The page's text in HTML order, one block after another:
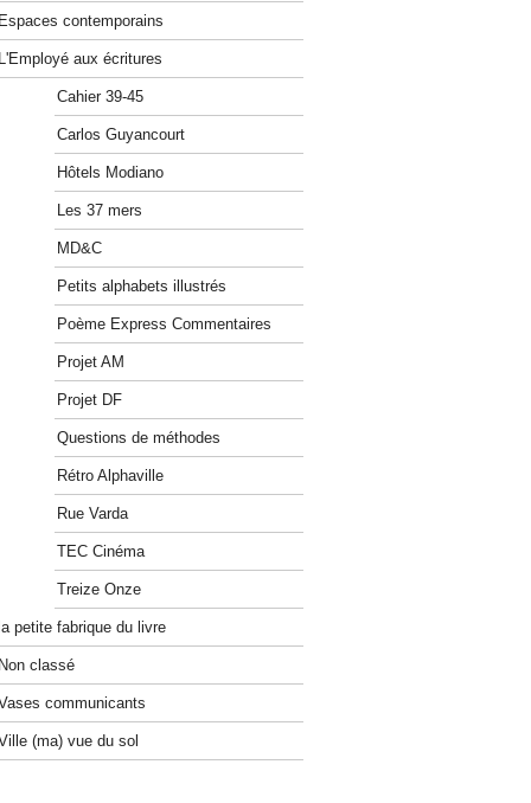
contemporains
aux écritures
Cahier 39-45
Carlos Guyancourt
Hôtels Modiano
Les 37 mers
MD&C
Petits alphabets illustrés
Poème Express Commentaires
Projet AM
Projet DF
Questions de méthodes
Rétro Alphaville
Rue Varda
TEC Cinéma
Treize Onze
petite fabrique du livre
classé
communicants
(ma) vue du sol